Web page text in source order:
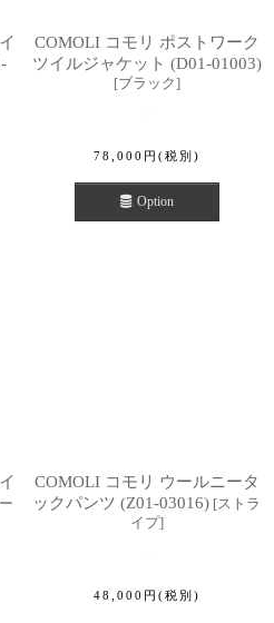
COMOLI コモリ ポストワーク
ツイルジャケット (D01-01003)
[ブラック]
78,000 円 (税別)
Option
COMOLI コモリ ウールニータ
ックパンツ (Z01-03016) [ストラ
イプ]
48,000 円 (税別)